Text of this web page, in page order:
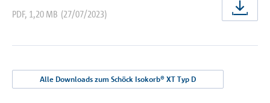
PDF, 1,20 MB (27/07/2023)
Alle Downloads zum Schöck Isokorb® XT Typ D